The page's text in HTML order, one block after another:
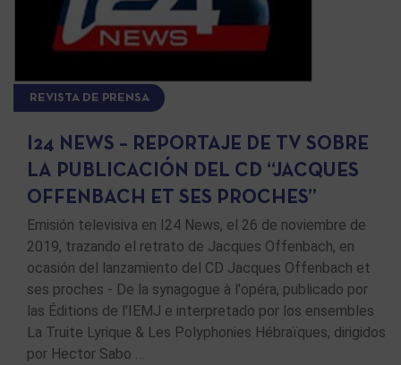
REVISTA DE PRENSA
I24 NEWS – REPORTAJE DE TV SOBRE
LA PUBLICACIÓN DEL CD “JACQUES
OFFENBACH ET SES PROCHES”
Emisión televisiva en I24 News, el 26 de noviembre de
2019, trazando el retrato de Jacques Offenbach, en
ocasión del lanzamiento del CD Jacques Offenbach et
ses proches - De la synagogue à l'opéra, publicado por
las Éditions de l'IEMJ e interpretado por los ensembles
La Truite Lyrique & Les Polyphonies Hébraïques, dirigidos
por Hector Sabo …